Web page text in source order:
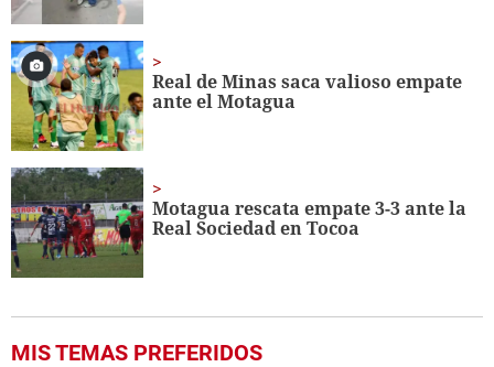
Real de Minas saca valioso empate
ante el Motagua
Motagua rescata empate 3-3 ante la
Real Sociedad en Tocoa
MIS TEMAS PREFERIDOS